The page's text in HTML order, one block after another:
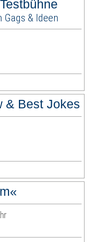
& Ideen
& Best Jokes